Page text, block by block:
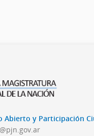
Abierto y Participación